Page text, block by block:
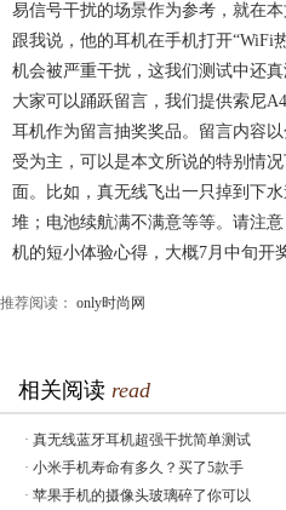
易信号干扰的场景作为参考，就在
跟我说，他的耳机在手机打开“WiFi
机会被严重干扰，这我们测试中还真
大家可以踊跃留言，我们提供索尼
耳机作为留言抽奖奖品。留言内容
受为主，可以是本文所说的特别情
面。比如，真无线飞出一只掉到下
堆；电池续航满不满意等等。请注
机的短小体验心得，大概7月中旬开
推荐阅读： only时尚网
相关阅读 read
· 真无线蓝牙耳机超强干扰简单测试
· 小米手机寿命有多久？买了5款手
· 苹果手机的摄像头玻璃碎了你可以